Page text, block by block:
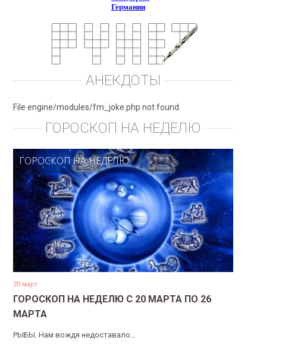
АНЕКДОТЫ
File engine/modules/fm_joke.php not found.
ГОРОСКОП НА НЕДЕЛЮ
ГОРОСКОП НА НЕДЕЛЮ
20 март
ГОРОСКОП НА НЕДЕЛЮ С 20 МАРТА ПО 26
МАРТА
РЫБЫ. Нам вождя недоставало...